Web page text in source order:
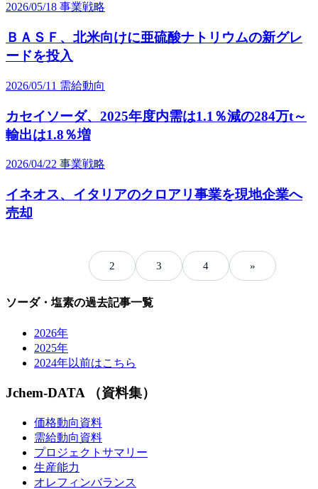
2026/05/18 事業戦略
ＢＡＳＦ、北米向けに亜硫酸ナトリウムの新グレ
ードを投入
2026/05/11 需給動向
カセイソーダ、2025年度内需は1.1％減の284万t～
輸出は1.8％増
2026/04/22 事業戦略
イネオス、イタリアのクロアリ事業を現地企業へ
売却
2 3 4 »
ソーダ・塩素の過去記事一覧
2026年
2025年
2024年以前はこちら
Jchem-DATA （資料集）
価格動向資料
需給動向資料
プロジェクトサマリー
生産能力
オレフィンバランス